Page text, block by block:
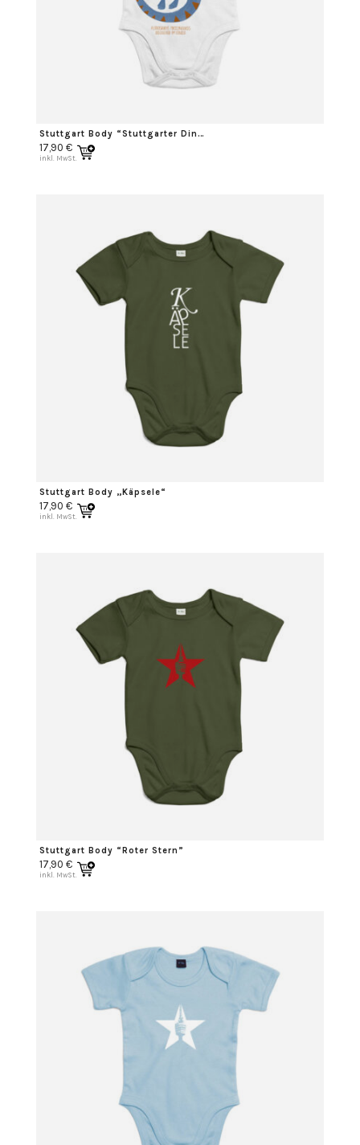
Stuttgart Body “Stuttgarter Dino”
17,90 €
inkl. MwSt.
Stuttgart Body „Käpsele“
17,90 €
inkl. MwSt.
Stuttgart Body “Roter Stern”
17,90 €
inkl. MwSt.